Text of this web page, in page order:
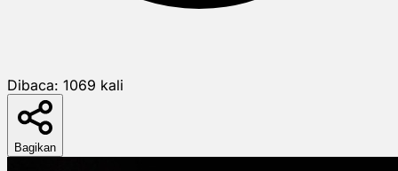
Dibaca: 1069 kali
Bagikan